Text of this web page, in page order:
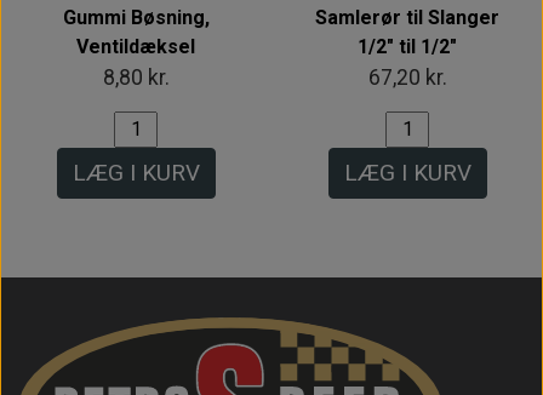
Gummi Bøsning,
Ventildæksel
8,80 kr.
LÆG I KURV
Samlerør til Slanger
1/2" til 1/2"
67,20 kr.
LÆG I KURV